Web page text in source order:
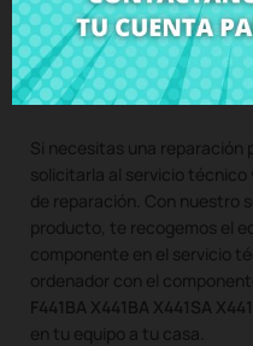
CompraAltavoces Asus
X441SC X441UVal mejor
USADO ORIGINAL -
montaje.
Si necesitas una reparación
solicitarla al servicio
de reparación. Con nuestro
producto, te recogemos el
componente en el servicio
ordenador con el
F441BA X441BA X441SA
en tu equipo a tu casa.